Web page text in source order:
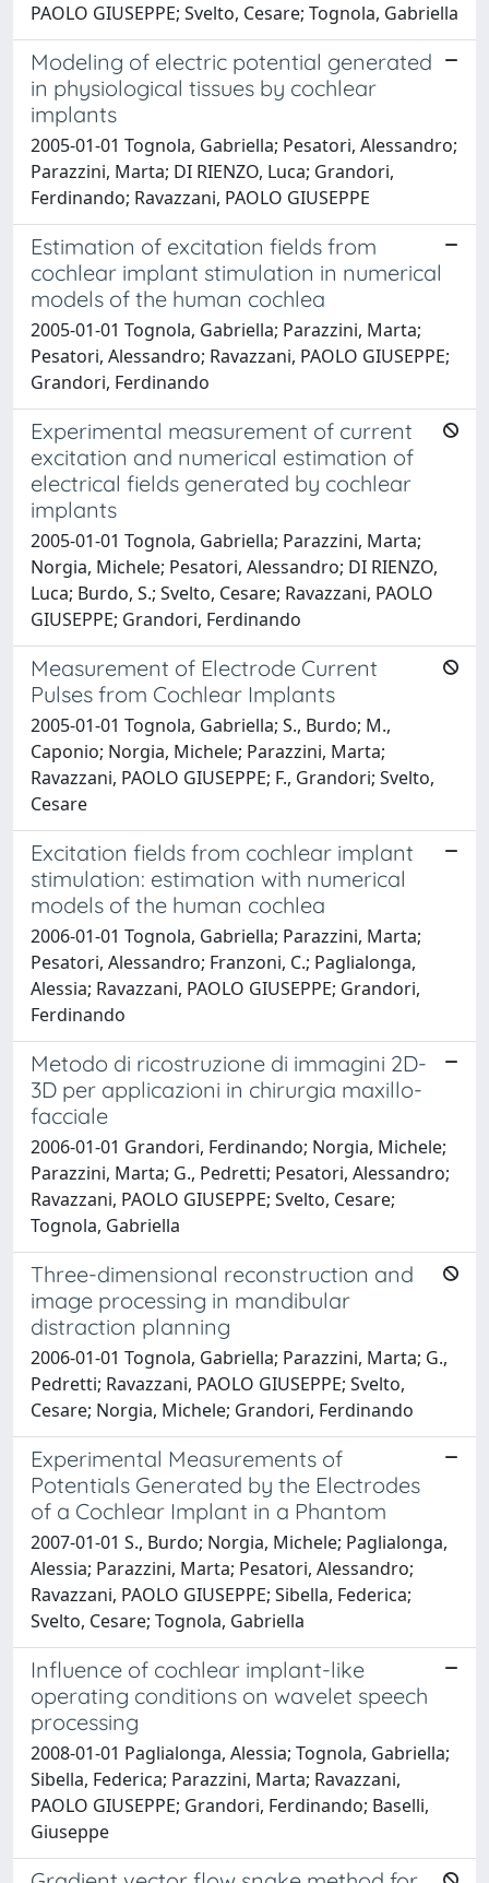
PAOLO GIUSEPPE; Svelto, Cesare; Tognola, Gabriella
Modeling of electric potential generated
in physiological tissues by cochlear
implants
2005-01-01 Tognola, Gabriella; Pesatori, Alessandro;
Parazzini, Marta; DI RIENZO, Luca; Grandori,
Ferdinando; Ravazzani, PAOLO GIUSEPPE
Estimation of excitation fields from
cochlear implant stimulation in numerical
models of the human cochlea
2005-01-01 Tognola, Gabriella; Parazzini, Marta;
Pesatori, Alessandro; Ravazzani, PAOLO GIUSEPPE;
Grandori, Ferdinando
Experimental measurement of current
excitation and numerical estimation of
electrical fields generated by cochlear
implants
2005-01-01 Tognola, Gabriella; Parazzini, Marta;
Norgia, Michele; Pesatori, Alessandro; DI RIENZO,
Luca; Burdo, S.; Svelto, Cesare; Ravazzani, PAOLO
GIUSEPPE; Grandori, Ferdinando
Measurement of Electrode Current
Pulses from Cochlear Implants
2005-01-01 Tognola, Gabriella; S., Burdo; M.,
Caponio; Norgia, Michele; Parazzini, Marta;
Ravazzani, PAOLO GIUSEPPE; F., Grandori; Svelto,
Cesare
Excitation fields from cochlear implant
stimulation: estimation with numerical
models of the human cochlea
2006-01-01 Tognola, Gabriella; Parazzini, Marta;
Pesatori, Alessandro; Franzoni, C.; Paglialonga,
Alessia; Ravazzani, PAOLO GIUSEPPE; Grandori,
Ferdinando
Metodo di ricostruzione di immagini 2D-
3D per applicazioni in chirurgia maxillo-
facciale
2006-01-01 Grandori, Ferdinando; Norgia, Michele;
Parazzini, Marta; G., Pedretti; Pesatori, Alessandro;
Ravazzani, PAOLO GIUSEPPE; Svelto, Cesare;
Tognola, Gabriella
Three-dimensional reconstruction and
image processing in mandibular
distraction planning
2006-01-01 Tognola, Gabriella; Parazzini, Marta; G.,
Pedretti; Ravazzani, PAOLO GIUSEPPE; Svelto,
Cesare; Norgia, Michele; Grandori, Ferdinando
Experimental Measurements of
Potentials Generated by the Electrodes
of a Cochlear Implant in a Phantom
2007-01-01 S., Burdo; Norgia, Michele; Paglialonga,
Alessia; Parazzini, Marta; Pesatori, Alessandro;
Ravazzani, PAOLO GIUSEPPE; Sibella, Federica;
Svelto, Cesare; Tognola, Gabriella
Influence of cochlear implant-like
operating conditions on wavelet speech
processing
2008-01-01 Paglialonga, Alessia; Tognola, Gabriella;
Sibella, Federica; Parazzini, Marta; Ravazzani,
PAOLO GIUSEPPE; Grandori, Ferdinando; Baselli,
Giuseppe